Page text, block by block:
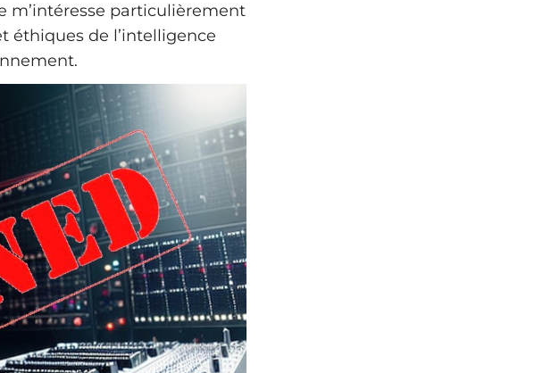
m’intéresse particulièrement
éthiques de l’intelligence